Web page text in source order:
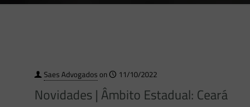
Saes Advogadoson 11/10/2022
Novidades | Âmbito Estadual: Ceará